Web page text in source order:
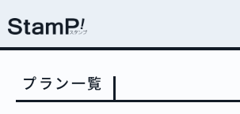
プラン一覧